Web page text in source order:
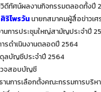
วิดีทัศน์ผลงานกิจกรรมตลอดทั้งปี
ริไพรวันนายกสมาคมผู้สื่อข่าวเ
นการประชุมใหญ่สามัญประจำปี
รดำเนินงานตลอดปี 2564
ลบัญชีประจำปี 2564
จสอบบัญชี
านการเลือกตั้งคณะกรรมการบริห